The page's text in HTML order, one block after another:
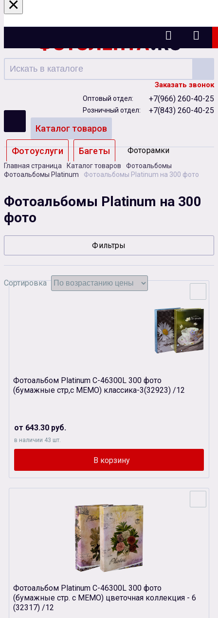
Казань
Заказать звонок
Оптовый отдел: +7(966) 260-40-25
Розничный отдел: +7(843) 260-40-25
Каталог товаров
Фотоуслуги Багеты Фоторамки
Альбомы
Чернила Карты памяти
Батарейки
Сувенирная продукция Зарядные устройства
Главная страница Каталог товаров
Фотоальбомы
Фотоальбомы Platinum
Фотоальбомы Platinum на 300 фото
Фотоальбомы Platinum на 300
фото
Фильтры
Сортировка
Фотоальбом Platinum С-46300L 300 фото
(бумажные стр,с МЕМО) классика-3(32923) /12
от 643.30 руб.
в наличии 43 шт.
Фотоальбом Platinum С-46300L 300 фото
(бумажные стр. с МЕМО) цветочная коллекция - 6
(32317) /12
×